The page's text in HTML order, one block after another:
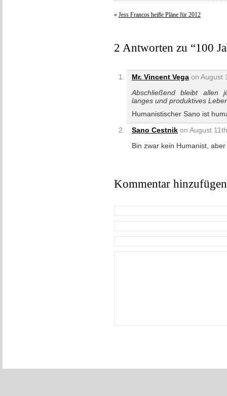
« Jess Francos heiße Pläne für 2012
2 Antworten zu “100
Mr. Vincent Vega on August
Abschließend bleibt allen
langes und produktives
Humanistischer Sano ist
Sano Cestnik on August
Bin zwar kein Humanist,
Kommentar hinzufügen